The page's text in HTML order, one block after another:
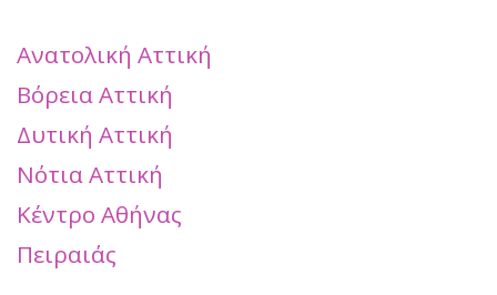
Ανατολική Αττική
Βόρεια Αττική
Δυτική Αττική
Νότια Αττική
Κέντρο Αθήνας
Πειραιάς